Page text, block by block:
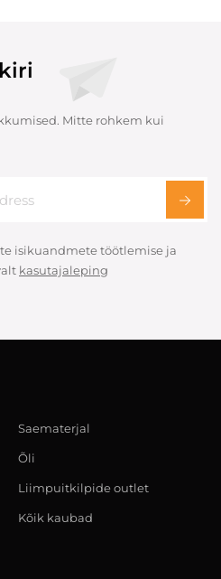
Mitte rohkem kui
isikuandmete töötlemise ja
kasutajaleping
Saematerjal
Õli
Liimpuitkilpide outlet
Kõik kaubad